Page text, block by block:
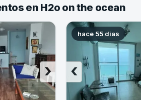
en H2o on the ocean
›
hace 55 dias
‹